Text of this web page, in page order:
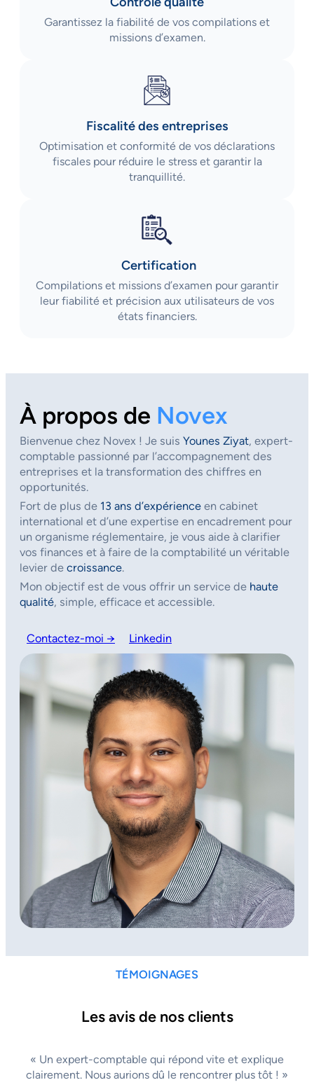
Garantissez la fiabilité de vos compilations et
missions d’examen.
Fiscalité des entreprises
Optimisation et conformité de vos déclarations
fiscales pour réduire le stress et garantir la
tranquillité.
Certification
Compilations et missions d’examen pour garantir
leur fiabilité et précision aux utilisateurs de vos
états financiers.
À propos de Novex
Bienvenue chez Novex ! Je suis Younes Ziyat, expert-
comptable passionné par l’accompagnement des
entreprises et la transformation des chiffres en
opportunités.
Fort de plus de 13 ans d’expérience en cabinet
international et d’une expertise en encadrement pour
un organisme réglementaire, je vous aide à clarifier
vos finances et à faire de la comptabilité un véritable
levier de croissance.
Mon objectif est de vous offrir un service de haute
qualité, simple, efficace et accessible.
Contactez-moi → Linkedin
TÉMOIGNAGES
Les avis de nos clients
« Un expert-comptable qui répond vite et explique
clairement. Nous aurions dû le rencontrer plus tôt ! »